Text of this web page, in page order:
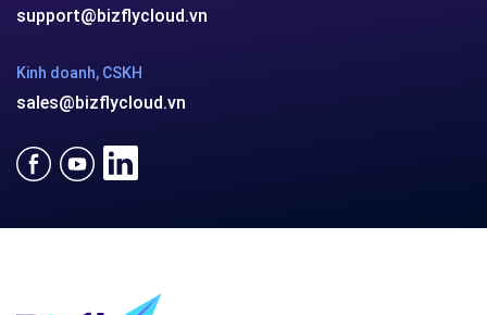
support@bizflycloud.vn
Kinh doanh, CSKH
sales@bizflycloud.vn